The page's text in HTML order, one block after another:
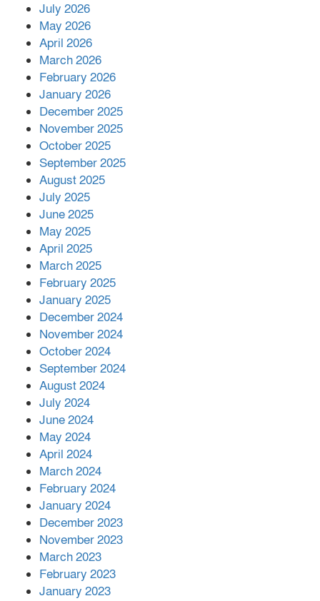
পর ফোন তারেক রহমানের,গ্যাস সঙ্কট
সহায়তা দিলেন সাচিং প্রু জেরী
July 2026
May 2026
April 2026
March 2026
February 2026
January 2026
December 2025
November 2025
October 2025
September 2025
August 2025
July 2025
June 2025
May 2025
April 2025
March 2025
February 2025
January 2025
December 2024
November 2024
October 2024
September 2024
August 2024
July 2024
June 2024
May 2024
April 2024
March 2024
February 2024
January 2024
December 2023
November 2023
March 2023
February 2023
January 2023